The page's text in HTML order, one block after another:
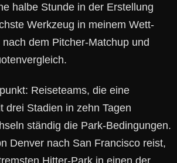
halbe Stunde in der Erstellung
Werkzeug in meinem Wett-
dem Pitcher-Matchup und
Reiseteams, die eine
drei Stadien in zehn Tagen
ständig die Park-Bedingungen.
Denver nach San Francisco reist,